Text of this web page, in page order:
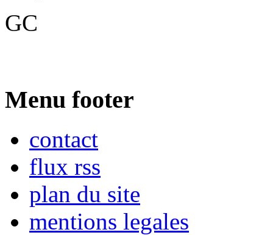
GC
Menu footer
contact
flux rss
plan du site
mentions legales